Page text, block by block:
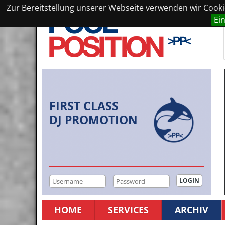
Zur Bereitstellung unserer Webseite verwenden wir
FIRST CLASS
DJ PROMOTION
HOME SERVICES ARCHIV